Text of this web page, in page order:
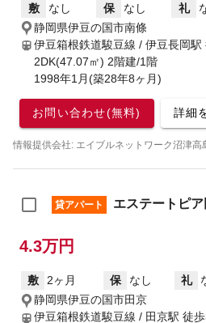
敷 なし 保 なし 礼
静岡県伊豆の国市南條
伊豆箱根鉄道駿豆線 / 伊豆長岡駅
2DK(47.07㎡) 2階建/1階
1998年1月(築28年8ヶ月)
お問い合わせ(無料) 詳細
情報提供会社: エイブルネットワーク沼津
貸アパート エステートピ
4.3万円
敷 2ヶ月 保 なし 礼
静岡県伊豆の国市田京
伊豆箱根鉄道駿豆線 / 田京駅 徒